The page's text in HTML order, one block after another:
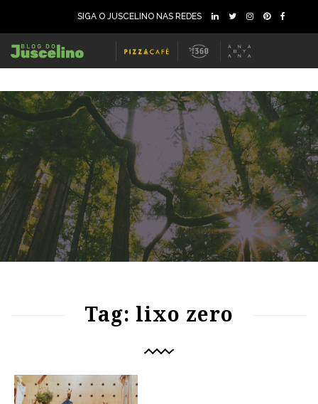
SIGA O JUSCELINO NAS REDES
Tag: lixo zero